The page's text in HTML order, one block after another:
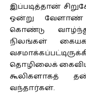
இப்படித்தான்
ஒன்று வேளாண்
கொண்டு
நிலங்கள்
தொழிலைக்
கூலிகளாகத்
வந்தார்கள்.